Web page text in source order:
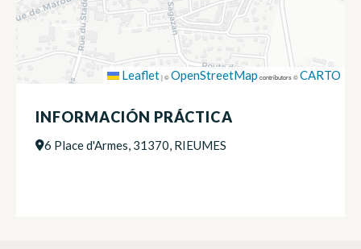
Leaflet|©OpenStreetMap contributors ©CARTO
INFORMACIÓN PRÁCTICA
6 Place d'Armes, 31370, RIEUMES